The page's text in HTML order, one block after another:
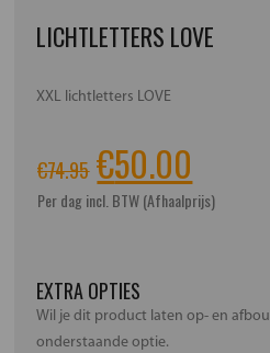
LICHTLETTERS LOVE
XXL lichtletters LOVE
€74.95 Oorspronkelijke
prijs
€74.95.
€50.00
prijs
Per dag incl. BTW (Afhaalprijs)
EXTRA OPTIES
Wil je dit product laten op- en
onderstaande optie.